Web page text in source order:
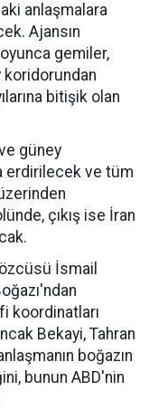
anlaşmalara
Ajansın
gemiler,
koridorundan
bitişik olan
güney
erdirilecek ve tüm
çıkış ise İran
İsmail
koordinatları
Bekayi, Tahran
boğazın
bunun ABD'nin